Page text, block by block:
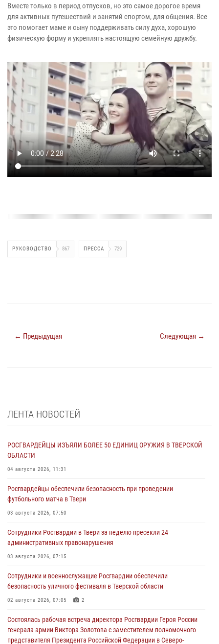
Вместе только в период отпусков, но это самое дорогое время
для активных путешествий и занятий спортом, для общения. Все
это помогает маме и сыну поддерживать силу духа, хорошую
физическую форму и укреплять настоящую семейную дружбу.
РУКОВОДСТВО 867 ПРЕССА 729
← Предыдущая Следующая →
ЛЕНТА НОВОСТЕЙ
РОСГВАРДЕЙЦЫ ИЗЪЯЛИ БОЛЕЕ 50 ЕДИНИЦ ОРУЖИЯ В ТВЕРСКОЙ
ОБЛАСТИ
04 августа 2026, 11:31
Росгвардейцы обеспечили безопасность при проведении
футбольного матча в Твери
03 августа 2026, 07:50
Сотрудники Росгвардии в Твери за неделю пресекли 24
административных правонарушения
03 августа 2026, 07:15
Сотрудники и военнослужащие Росгвардии обеспечили
безопасность уличного фестиваля в Тверской области
02 августа 2026, 07:05 2
Состоялась рабочая встреча директора Росгвардии Героя России
генерала армии Виктора Золотова с заместителем полномочного
представителя Президента Российской Федерации в Северо-